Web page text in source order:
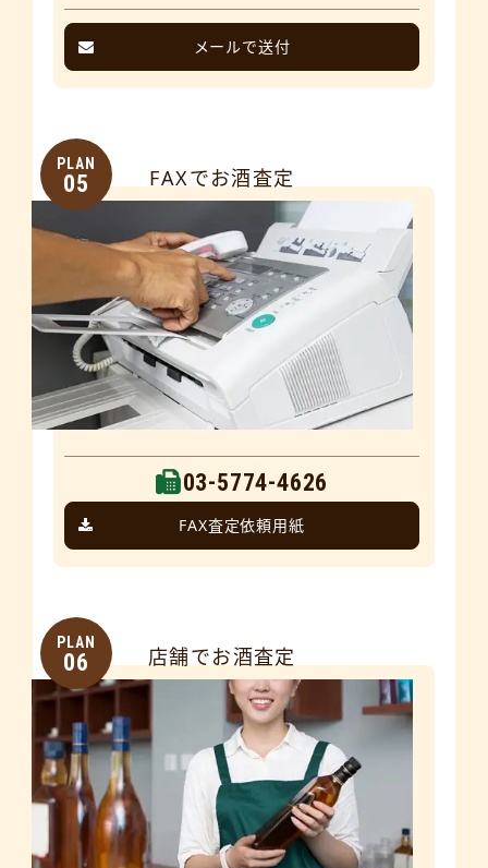
メールで送付
PLAN
05 FAXでお酒査定
03-5774-4626
FAX査定依頼用紙
PLAN
06 店舗でお酒査定